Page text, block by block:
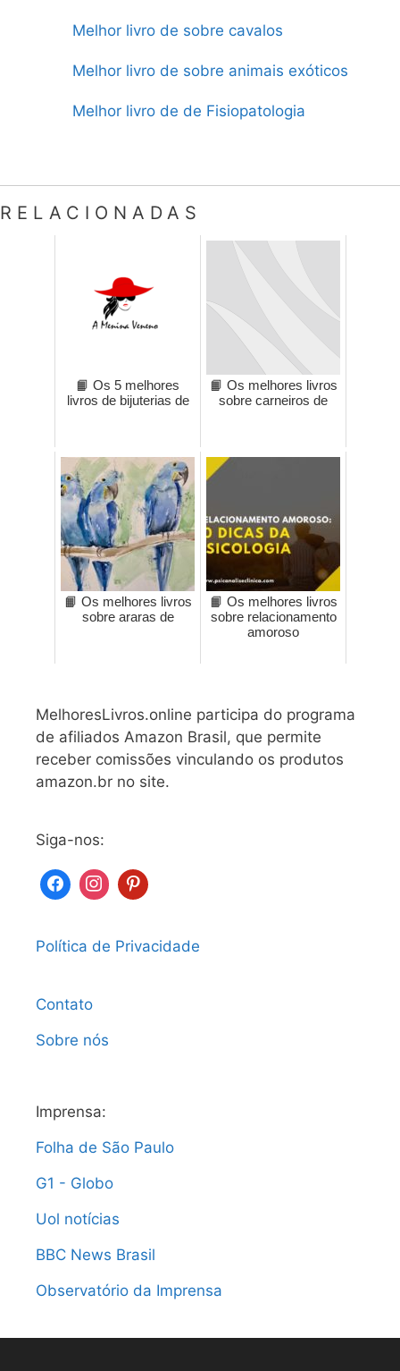
Melhor livro de sobre cavalos
Melhor livro de sobre animais exóticos
Melhor livro de de Fisiopatologia
RELACIONADAS
📙 Os 5 melhores
livros de bijuterias de
📙 Os melhores livros
sobre carneiros de
📙 Os melhores livros
sobre araras de
📙 Os melhores livros
sobre relacionamento
amoroso
MelhoresLivros.online participa do programa
de afiliados Amazon Brasil, que permite
receber comissões vinculando os produtos
amazon.br no site.
Siga-nos:
Política de Privacidade
Contato
Sobre nós
Imprensa:
Folha de São Paulo
G1 - Globo
Uol notícias
BBC News Brasil
Observatório da Imprensa